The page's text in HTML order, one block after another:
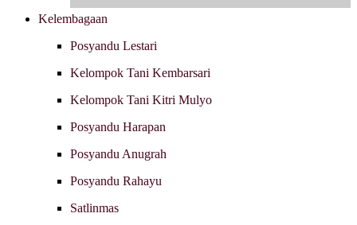
Kelembagaan
Posyandu Lestari
Kelompok Tani Kembarsari
Kelompok Tani Kitri Mulyo
Posyandu Harapan
Posyandu Anugrah
Posyandu Rahayu
Satlinmas